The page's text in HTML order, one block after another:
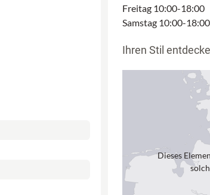
Freitag 10:00-18:00
Samstag 10:00-18:00
Ihren Stil
Dieses